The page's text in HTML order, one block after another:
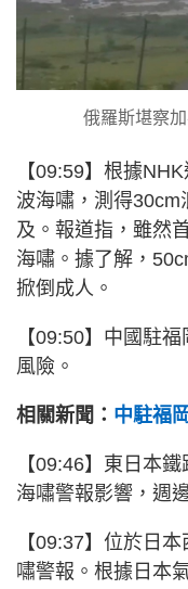
俄羅斯堪察
【09:59】根據
波海嘯，測得
及。報道指，雖然
海嘯。據了解，
掀倒成人。
【09:50】中國駐
風險。
相關新聞： 中駐福
【09:46】東日本
海嘯警報影響，週
【09:37】位於日
嘯警報。根據日本